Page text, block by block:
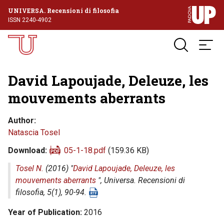
UNIVERSA. Recensioni di filosofia
ISSN 2240-4902
David Lapoujade, Deleuze, les
mouvements aberrants
Author
Natascia Tosel
Download
05-1-18.pdf (159.36 KB)
Tosel N. (2016) "David Lapoujade, Deleuze, les
mouvements aberrants ", Universa. Recensioni di
filosofia, 5(1), 90-94.
Year of Publication 2016